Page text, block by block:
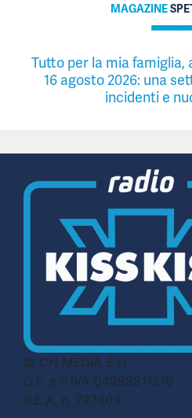
MAGAZINE
Tutto per la mia famiglia,
16 agosto 2026: una
incidenti e
© CN MEDIA S.r.l.
C.F. e P.IVA 04998911210
R.E.A. n. 727803